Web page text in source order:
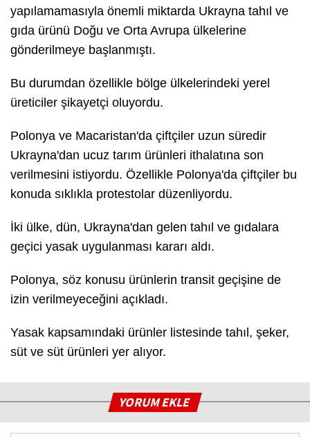
yapılamamasıyla önemli miktarda Ukrayna tahıl ve
gıda ürünü Doğu ve Orta Avrupa ülkelerine
gönderilmeye başlanmıştı.
Bu durumdan özellikle bölge ülkelerindeki yerel
üreticiler şikayetçi oluyordu.
Polonya ve Macaristan'da çiftçiler uzun süredir
Ukrayna'dan ucuz tarım ürünleri ithalatına son
verilmesini istiyordu. Özellikle Polonya'da çiftçiler bu
konuda sıklıkla protestolar düzenliyordu.
İki ülke, dün, Ukrayna'dan gelen tahıl ve gıdalara
geçici yasak uygulanması kararı aldı.
Polonya, söz konusu ürünlerin transit geçişine de
izin verilmeyeceğini açıkladı.
Yasak kapsamındaki ürünler listesinde tahıl, şeker,
süt ve süt ürünleri yer alıyor.
YORUM EKLE